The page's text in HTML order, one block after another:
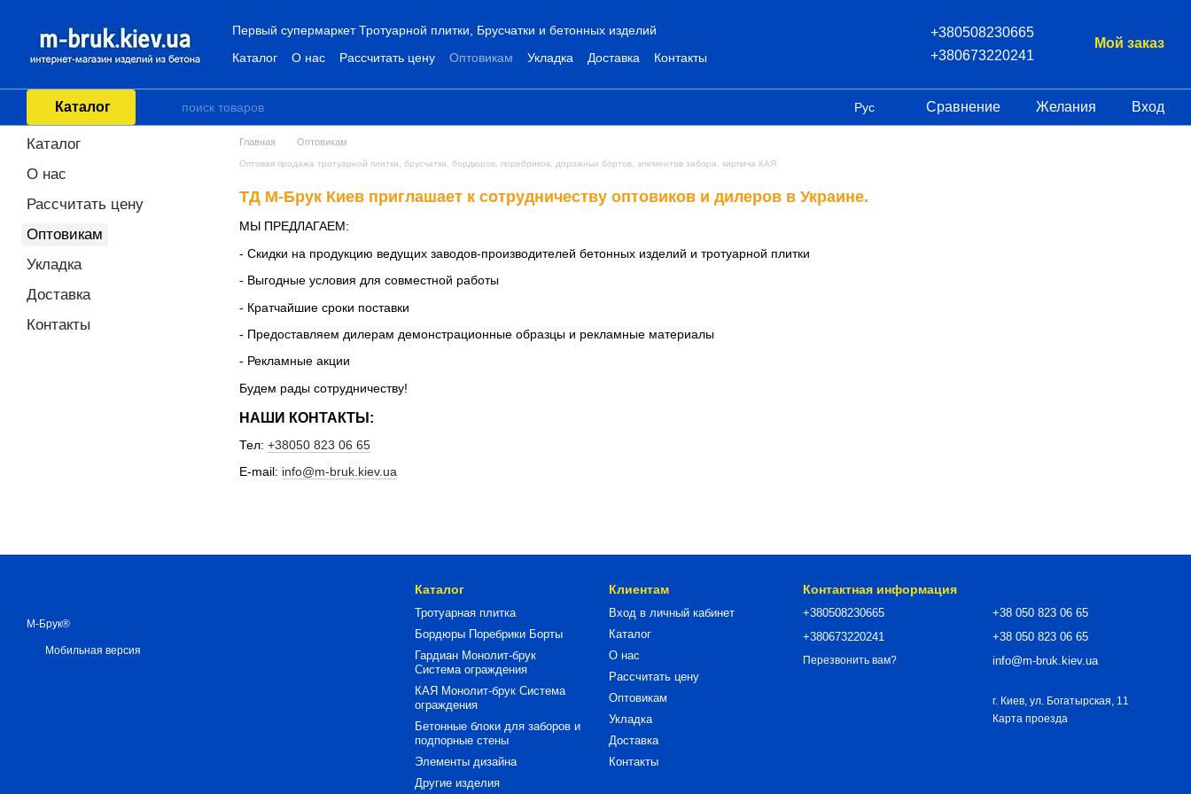
Первый супермаркет Тротуарной плитки, Брусчатки и бетонных изделий
Каталог
О нас Рассчитать цену Оптовикам Укладка Доставка Контакты
+380508230665
+380673220241
Мой заказ
Каталог Рус Сравнение Желания Вход
Главная Оптовикам
Оптовая продажа тротуарной плитки, брусчатки, бордюров, поребриков, дорожных бортов, элементов забора, кирпича КАЯ
ТД М-Брук Киев приглашает к сотрудничеству оптовиков и дилеров в Украине.
МЫ ПРЕДЛАГАЕМ:
- Скидки на продукцию ведущих заводов-производителей бетонных изделий и тротуарной плитки
- Выгодные условия для совместной работы
- Кратчайшие сроки поставки
- Предоставляем дилерам демонстрационные образцы и рекламные материалы
- Рекламные акции
Будем рады сотрудничеству!
НАШИ КОНТАКТЫ:
Тел: +38050 823 06 65
E-mail: info@m-bruk.kiev.ua
Каталог
О нас
Рассчитать цену
Оптовикам
Укладка
Доставка
Контакты
М-Брук®
Мобильная версия
Каталог
Тротуарная плитка
Бордюры Поребрики Борты
Гардиан Монолит-брук
Система ограждения
КАЯ Монолит-брук Система
ограждения
Бетонные блоки для заборов и
подпорные стены
Элементы дизайна
Другие изделия
Клиентам
Вход в личный кабинет
Каталог
О нас
Рассчитать цену
Оптовикам
Укладка
Доставка
Контакты
Контактная информация
+380508230665
+380673220241
Перезвонить вам?
+38 050 823 06 65
+38 050 823 06 65
info@m-bruk.kiev.ua
г. Киев, ул. Богатырская, 11
Карта проезда